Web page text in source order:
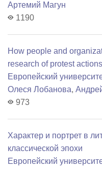
Артемий Магун
1190
How people and
research of protest
Европейский
Олеся Лобанова,
973
Характер и портрет в
классической эпохи
Европейский